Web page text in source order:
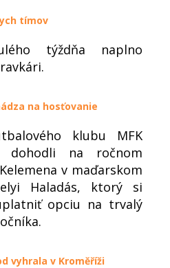
tímov
týždňa naplno
na hosťovanie
klubu MFK
dohodli na ročnom
v maďarskom
Haladás, ktorý si
opciu na trvalý
vyhrala v Kroměříži